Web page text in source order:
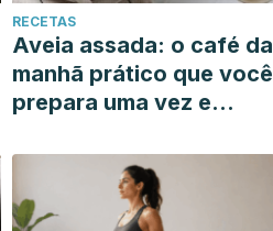
RECETAS
Aveia assada: o café da
manhã prático que você
prepara uma vez e
semana